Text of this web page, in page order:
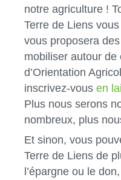
notre agriculture !
Terre de Liens
vous proposera
mobiliser autour de
d’Orientation
inscrivez-vous en
Plus nous serons
nombreux, plus
Et sinon, vous
Terre de Liens de
l’épargne ou le